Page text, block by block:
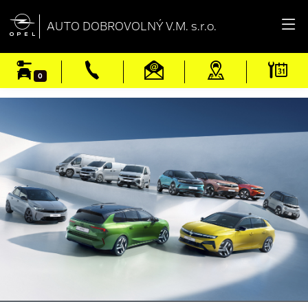
 AUTO DOBROVOLNÝ V.M. s.r.o.
0